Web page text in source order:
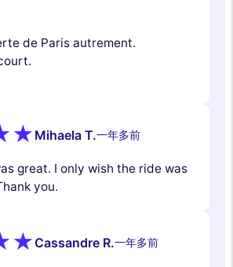
de Paris autrement.
Mihaela T.一年多前
great. I only wish the ride was
you.
Cassandre R.一年多前